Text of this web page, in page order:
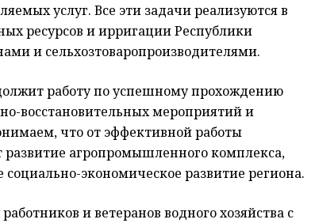
услуг. Все эти задачи реализуются в
ресурсов и ирригации Республики
и сельхозтоваропроизводителями.
работу по успешному прохождению
восстановительных мероприятий и
что от эффективной работы
развитие агропромышленного комплекса,
социально-экономическое развитие региона.
и ветеранов водного хозяйства с